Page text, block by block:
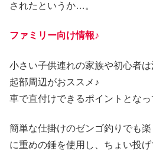
されたというか…。
ファミリー向け情報♪
小さい子供連れの家族や初心者
起部周辺がおススメ♪
車で直付けできるポイントとなっ
簡単な仕掛けのゼンゴ釣りでも
に重めの錘を使用し、ちょい投